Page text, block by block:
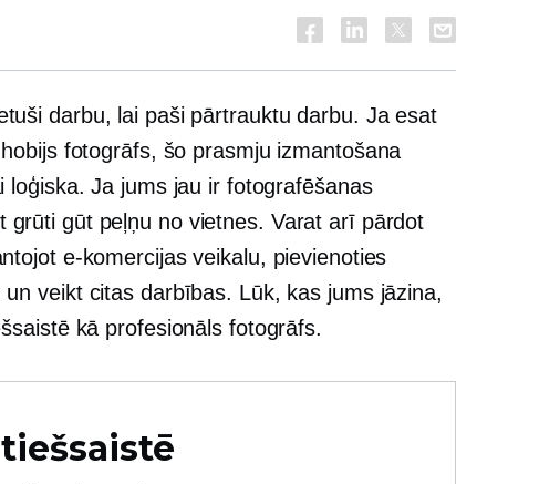
darbu, lai paši pārtrauktu darbu. Ja esat
fotogrāfs, šo prasmju izmantošana
loģiska. Ja jums jau ir fotografēšanas
grūti gūt peļņu no vietnes. Varat arī pārdot
e-komercijas veikalu, pievienoties
veikt citas darbības. Lūk, kas jums jāzina,
kā profesionāls fotogrāfs.